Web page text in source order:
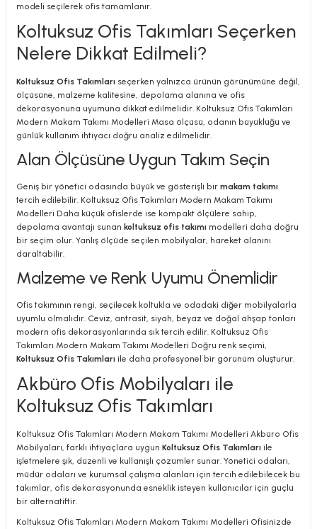
modeli seçilerek ofis tamamlanır.
Koltuksuz Ofis Takımları Seçerken
Nelere Dikkat Edilmeli?
Koltuksuz Ofis Takımları seçerken yalnızca ürünün görünümüne değil,
ölçüsüne, malzeme kalitesine, depolama alanına ve ofis
dekorasyonuna uyumuna dikkat edilmelidir. Koltuksuz Ofis Takımları
Modern Makam Takımı Modelleri Masa ölçüsü, odanın büyüklüğü ve
günlük kullanım ihtiyacı doğru analiz edilmelidir.
Alan Ölçüsüne Uygun Takım Seçin
Geniş bir yönetici odasında büyük ve gösterişli bir makam takımı
tercih edilebilir. Koltuksuz Ofis Takımları Modern Makam Takımı
Modelleri Daha küçük ofislerde ise kompakt ölçülere sahip,
depolama avantajı sunan koltuksuz ofis takımı modelleri daha doğru
bir seçim olur. Yanlış ölçüde seçilen mobilyalar, hareket alanını
daraltabilir.
Malzeme ve Renk Uyumu Önemlidir
Ofis takımının rengi, seçilecek koltukla ve odadaki diğer mobilyalarla
uyumlu olmalıdır. Ceviz, antrasit, siyah, beyaz ve doğal ahşap tonları
modern ofis dekorasyonlarında sık tercih edilir. Koltuksuz Ofis
Takımları Modern Makam Takımı Modelleri Doğru renk seçimi,
Koltuksuz Ofis Takımları ile daha profesyonel bir görünüm oluşturur.
Akbüro Ofis Mobilyaları ile
Koltuksuz Ofis Takımları
Koltuksuz Ofis Takımları Modern Makam Takımı Modelleri Akbüro Ofis
Mobilyaları, farklı ihtiyaçlara uygun Koltuksuz Ofis Takımları ile
işletmelere şık, düzenli ve kullanışlı çözümler sunar. Yönetici odaları,
müdür odaları ve kurumsal çalışma alanları için tercih edilebilecek bu
takımlar, ofis dekorasyonunda esneklik isteyen kullanıcılar için güçlü
bir alternatiftir.
Koltuksuz Ofis Takımları Modern Makam Takımı Modelleri Ofisinizde